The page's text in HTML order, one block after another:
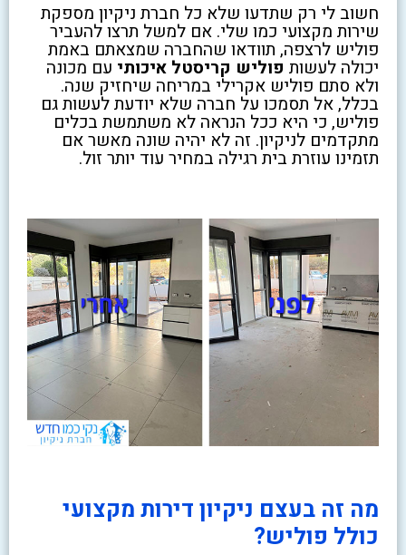
חשוב לי רק שתדעו שלא כל חברת ניקיון מספקת
שירות מקצועי כמו שלי. אם למשל תרצו להעביר
פוליש לרצפה, תוודאו שהחברה שמצאתם באמת
יכולה לעשות פוליש קריסטל איכותי עם מכונה
ולא סתם פוליש אקרילי במריחה שיחזיק שנה.
בכלל, אל תסמכו על חברה שלא יודעת לעשות גם
פוליש, כי היא ככל הנראה לא משתמשת בכלים
מתקדמים לניקיון. זה לא יהיה שונה מאשר אם
תזמינו עוזרת בית רגילה במחיר עוד יותר זול.
מה זה בעצם ניקיון דירות מקצועי
כולל פוליש?